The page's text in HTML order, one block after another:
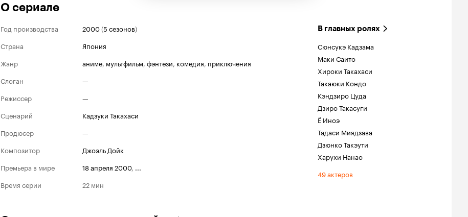
О сериале
Год производства 2000(5 сезонов)
Страна
Япония
Жанр
аниме, мультфильм, фэнтези, комедия, приключения
Слоган
—
Режиссер
—
Сценарий
Кадзуки Такахаси
Продюсер
—
Композитор
Джоэль Дойк
Премьера в мире
18 апреля 2000, ...
Время серии
22 мин
В главных ролях
Сюнсукэ Кадзама
Маки Саито
Хироки Такахаси
Такаюки Кондо
Кэндзиро Цуда
Дзиро Такасуги
Ё Иноэ
Тадаси Миядзава
Дзюнко Такэути
Харухи Нанао
49 актеров